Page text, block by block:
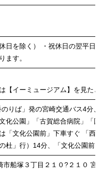
日を除く） ・祝休日の翌平日
ます。
【イーミュージアム】を見たと
りば」発の宮崎交通バス4分、
化公園」「古賀総合病院」「
「文化公園前」下車すぐ 「西2
杜」行）14分、「文化公園前
市船塚３丁目２１０?２１０ 宮